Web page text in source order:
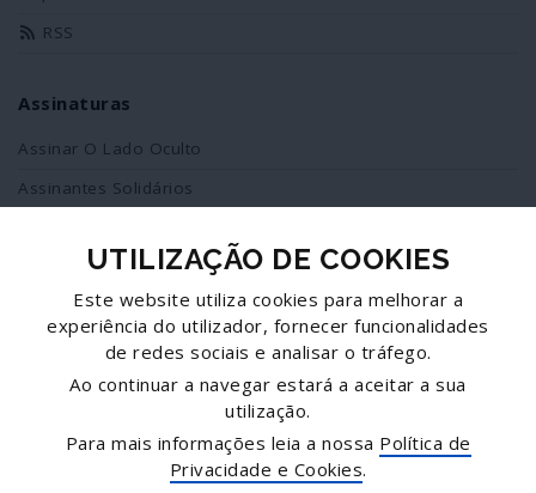
RSS
Assinaturas
Assinar O Lado Oculto
Assinantes Solidários
Redes Sociais
Siga-nos no facebook
Twitter
UTILIZAÇÃO DE COOKIES
Este website utiliza cookies para melhorar a
experiência do utilizador, fornecer funcionalidades
de redes sociais e analisar o tráfego.
Ao continuar a navegar estará a aceitar a sua
utilização.
Para mais informações leia a nossa Política de
Privacidade e Cookies.